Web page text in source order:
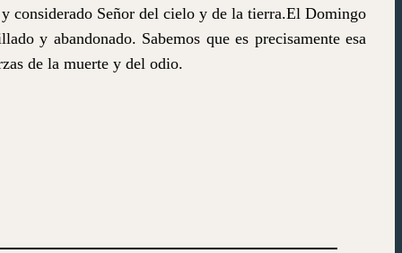
considerado Señor del cielo y de la tierra.El Domingo
y abandonado. Sabemos que es precisamente esa
de la muerte y del odio.